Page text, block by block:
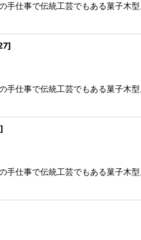
手仕事で伝統工芸でもある菓子木
]
手仕事で伝統工芸でもある菓子木
]
手仕事で伝統工芸でもある菓子木